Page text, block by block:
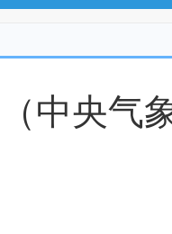
中央气